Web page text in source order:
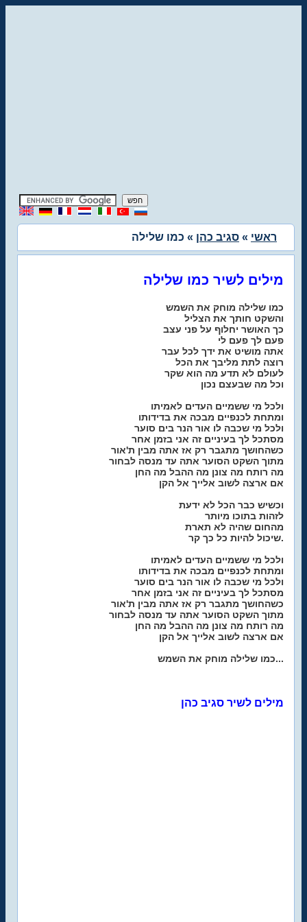
ראשי » סגיב כהן » כמו שלילה
מילים לשיר כמו שלילה
כמו שלילה מוחק את השמש
והשקט חותך את הצליל
כך האושר יחלוף על פני עצב
פעם לך פעם לי
אתה מושיט את ידך לכל עבר
רוצה לתת מליבך את הכל
לעולם לא תדע מה הוא שקר
וכל מה שבעצם נכון
ולכל מי ששמיים העדים לאמיתו
ומתחת לכנפיים מבכה את בדידותו
ולכל מי שכבה לו אור הנר בים סוער
מסתכל לך בעיניים זה אני בזמן אחר
כשהחושך מתגבר רק אז אתה מבין ת'אור
מתוך השקט הסוער אתה עד מנסה לבחור
מה רותח מה צונן מה ההבל מה החן
אם ארצה לשוב אלייך אל הקן
וכשיש כבר הכל לא ידעת
לזהות בתוכו מיותר
מהחום שהיה לא תארת
שיכול להיות כל כך קר.
ולכל מי ששמיים העדים לאמיתו
ומתחת לכנפיים מבכה את בדידותו
ולכל מי שכבה לו אור הנר בים סוער
מסתכל לך בעיניים זה אני בזמן אחר
כשהחושך מתגבר רק אז אתה מבין ת'אור
מתוך השקט הסוער אתה עד מנסה לבחור
מה רותח מה צונן מה ההבל מה החן
אם ארצה לשוב אלייך אל הקן
כמו שלילה מוחק את השמש...
מילים לשיר סגיב כהן